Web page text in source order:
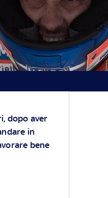
dopo aver
in
bene